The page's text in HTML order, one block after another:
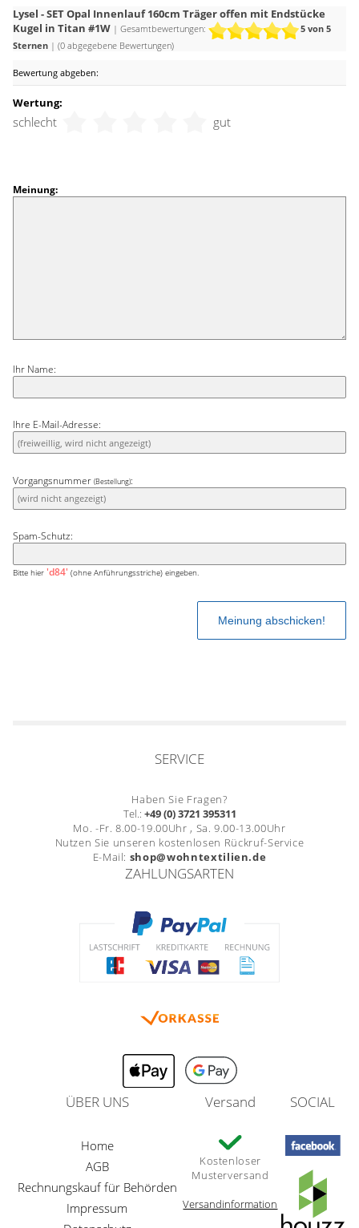
Lysel - SET Opal Innenlauf 160cm Träger offen mit Endstücke
Kugel in Titan #1W| Gesamtbewertungen: 5 von 5
Sternen | (0abgegebene Bewertungen)
Bewertung abgeben:
Wertung:
schlecht gut
Meinung:
Ihr Name:
Ihre E-Mail-Adresse:
Vorgangsnummer (Bestellung):
Spam-Schutz:
Bitte hier 'd84' (ohne Anführungsstriche) eingeben.
SERVICE
Haben Sie Fragen?
Tel.: +49 (0) 3721 395311
Mo. -Fr. 8.00-19.00Uhr , Sa. 9.00-13.00Uhr
Nutzen Sie unseren kostenlosen Rückruf-Service
E-Mail: shop@wohntextilien.de
ZAHLUNGSARTEN
ÜBER UNS
Home
AGB
Rechnungskauf für Behörden
Impressum
Versand
Kostenloser
Musterversand
Versandinformation
SOCIAL